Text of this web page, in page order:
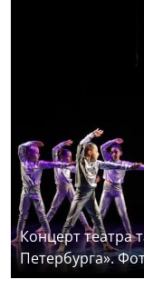
Концерт театра
Петербурга».